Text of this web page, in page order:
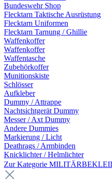
Bundeswehr Shop
Flecktarn Taktische Ausrüstung
Flecktarn Uniformen
Flecktarn Tarnung / Ghillie
Waffenkoffer
Waffenkoffer
Waffentasche
Zubehörkoffer
Munitionskiste
Schlösser
Aufkleber
Dummy / Attrappe
Nachtsichtgerät Dummy
Messer / Axt Dummy
Andere Dummies
Markierung / Licht
Deathrags / Armbinden
Knicklichter / Helmlichter
Zur Kategorie